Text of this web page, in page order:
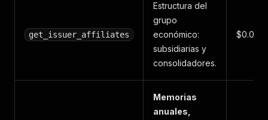
get_issuer_affiliates
Estructura del
grupo
económico:
subsidiarias y
consolidadores.
Memorias
anuales,